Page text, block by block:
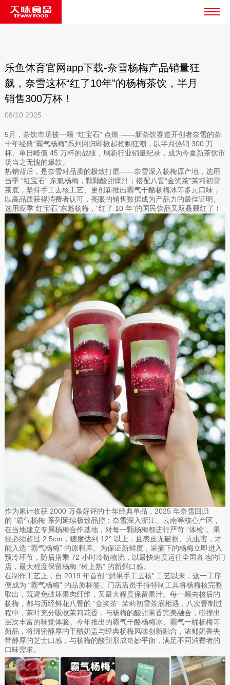
乐鱼体育官网app下载-奈雪杨梅产品销量狂
飙，奈雪这杯“红了10年”的杨梅茶饮，半月
销售300万杯！
08/10 2025
5月，茶饮市场被一颗 “红宝石” 点燃 ——新茶饮赛道开创者奈雪的茶
十年经典“霸气杨梅”系列回归即掀起抢购狂潮，以半月热销 300 万
杯、单日峰值 45 万杯的战绩，刷新行业销量纪录，成为今夏新茶饮市
场当之无愧的爆款。
热销背后，是奈雪对品质的极致打磨——奈雪深入杨梅原产地，选用
当季 “红宝石” 东魁杨梅，颗颗酸甜爆汁；搭配八窨“金奖茶”茉莉初雪
茶底，坚持手工去核工艺、更创新推出霸气干酪杨梅冰等多元口味，
以高品质获得消费者认可，亮眼的销售数据成为产品力的最佳证明。
选用应季“红宝石”东魁杨梅，“红了 10 年”的国民饮品又双叒叕红了！
作为累计收获 2000 万条好评的十年经典单品，2025 年奈雪回归
的 “霸气杨梅”系列延续极致品控：奈雪深入浙江、云南等核心产区，
在当地建立专属杨梅合作基地，对每一颗杨梅都进行严苛 “体检”。果
径必须超过 2.5cm，糖度达到 12° 以上，且表皮无破损、无虫害，才
能入选 “霸气杨梅” 的原料库。为保证新鲜度，采摘下的杨梅立即进入
预冷环节，随后搭乘 72 小时冷链物流，以最快速度运往全国各地的门
店，最大程度保留杨梅 “树上熟” 的新鲜口感。
在制作工艺上，自 2019 年首创 “鲜果手工去核” 工艺以来，这一工序
便成为 “霸气杨梅” 的品质标签。门店店员手持特制工具将杨梅核完整
取出，既避免破坏果肉纤维，又最大程度保留果汁。每一颗去核后的
杨梅，都与历经鲜花八窨的 “金奖茶” 茉莉初雪茶底相遇，八次窨制过
程中，茶叶充分吸收茉莉花香，与杨梅的酸甜果香完美融合，碰撞出
层次丰富的味觉体验。今年推出的霸气干酪杨梅冰、霸气一桶杨梅等
新品，将绵密醇厚的干酪奶盖与经典杨梅风味创新融合，浓郁奶香夹
带醇厚的芝士口感，与杨梅的酸甜形成奇妙平衡，满足不同消费者的
口味需求。